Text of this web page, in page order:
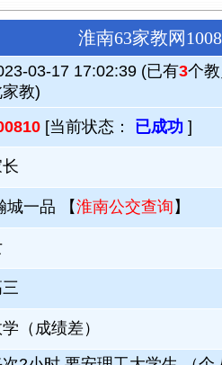
淮南63家教网
03-17 17:02:39 (已有3个
教)
[当前状态： 已成功 ]
城一品 【淮南公交查询 】
（成绩差）